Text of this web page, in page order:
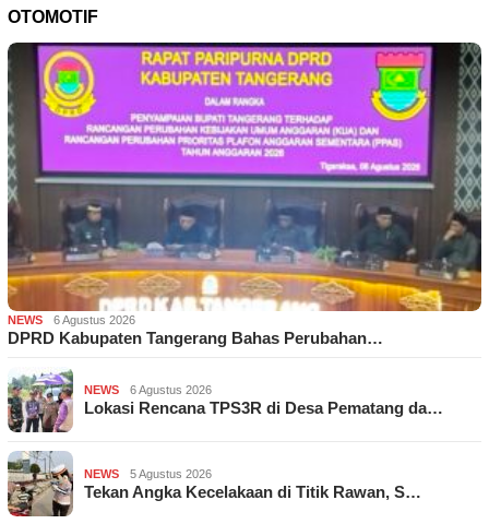
OTOMOTIF
NEWS 6 Agustus 2026
DPRD Kabupaten Tangerang Bahas Perubahan…
NEWS 6 Agustus 2026
Lokasi Rencana TPS3R di Desa Pematang da…
NEWS 5 Agustus 2026
Tekan Angka Kecelakaan di Titik Rawan, S…